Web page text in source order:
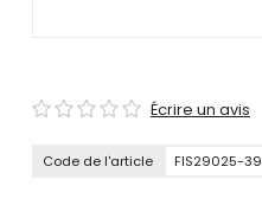
Écrire un avis
Code de l'article FIS29025-39